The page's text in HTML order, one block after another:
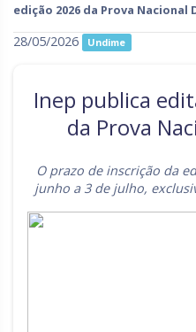
Goiás
Minas Gerais
Paraíba
Rio de Janeiro
Rondônia
edição 2026 da Prova Nacional
28/05/2026 Undime
Inep publica
da Prova
O prazo de inscrição da
junho a 3 de julho,